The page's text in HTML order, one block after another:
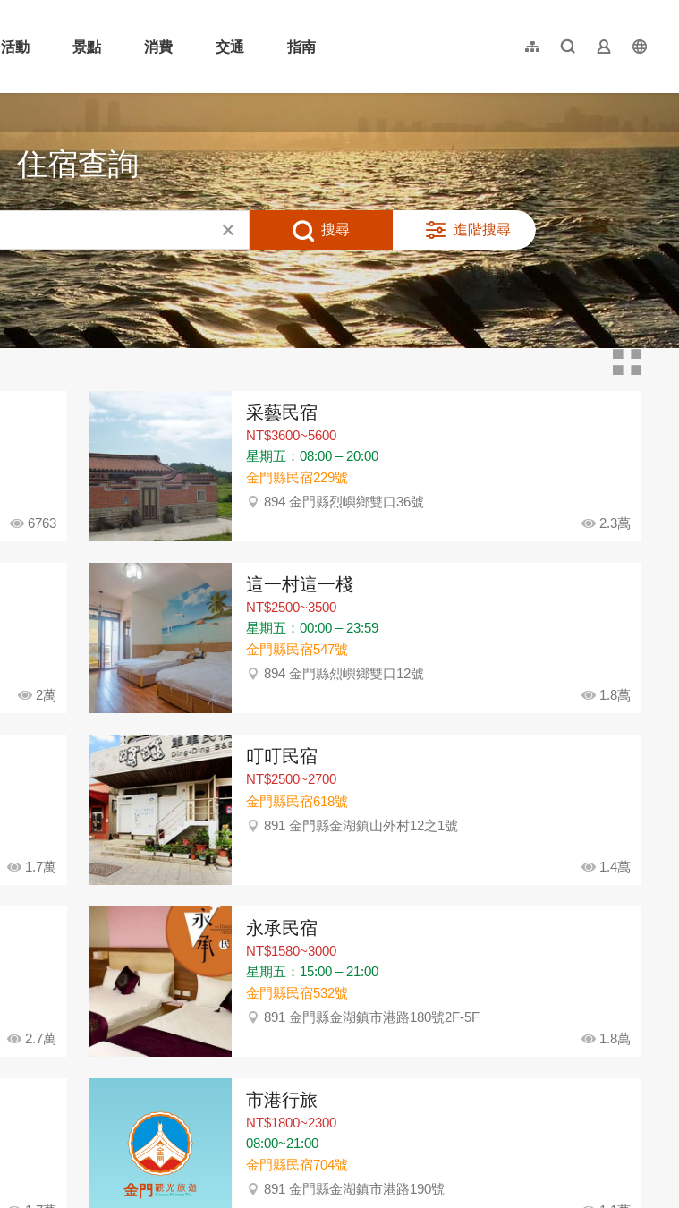
活動 景點 消費 交通 指南 網站導覽全文檢索業者登入
简体中文
日本語
한국어
住宿查詢
搜尋 進階搜尋
6763
采藝民宿
NT$3600~5600
星期五：08:00 – 20:00
金門縣民宿229號
894 金門縣烈嶼鄉雙口36號
2.3萬
2萬
這一村這一棧
NT$2500~3500
星期五：00:00 – 23:59
金門縣民宿547號
894 金門縣烈嶼鄉雙口12號
1.8萬
1.7萬
叮叮民宿
NT$2500~2700
金門縣民宿618號
891 金門縣金湖鎮山外村12之1號
1.4萬
2.7萬
永承民宿
NT$1580~3000
星期五：15:00 – 21:00
金門縣民宿532號
891 金門縣金湖鎮市港路180號2F-5F
1.8萬
市港行旅
NT$1800~2300
08:00~21:00
金門縣民宿704號
891 金門縣金湖鎮市港路190號